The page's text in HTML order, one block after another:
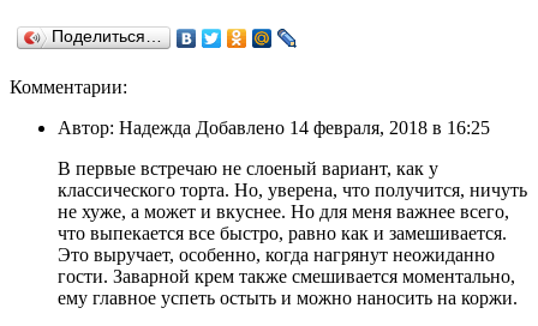
Поделиться…
Комментарии:
Автор: Надежда Добавлено 14 февраля, 2018 в 16:25
В первые встречаю не слоеный вариант, как у
классического торта. Но, уверена, что получится, ничуть
не хуже, а может и вкуснее. Но для меня важнее всего,
что выпекается все быстро, равно как и замешивается.
Это выручает, особенно, когда нагрянут неожиданно
гости. Заварной крем также смешивается моментально,
ему главное успеть остыть и можно наносить на коржи.